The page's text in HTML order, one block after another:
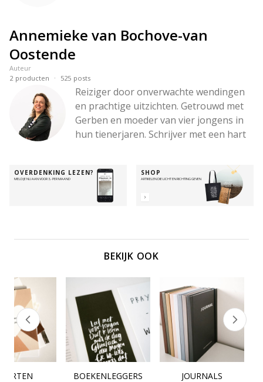
Annemieke van Bochove-van
Oostende
Auteur
2 producten · 525 posts
Reiziger door onverwachte wendingen
en prachtige uitzichten. Getrouwd met
Gerben en moeder van vier jongens in
hun tienerjaren. Schrijver met een hart
gesprekken – en voor wandelingen in
de bergen. Altijd onderweg met de
Betrouwbare, om Zijn hart zichtbaar te
OVERDENKING LEZEN?
MELD JE NU AAN VOOR 3,- PER MAAND
SHOP
ARTIKELEN DIE LICHT EN RICHTING GEVEN
BEKIJK OOK
BOEKENLEGGERS JOURNALS